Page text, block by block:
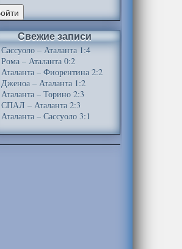
Свежие записи
Сассуоло – Аталанта 1:4
Рома – Аталанта 0:2
Аталанта – Фиорентина 2:2
Дженоа – Аталанта 1:2
Аталанта – Торино 2:3
СПАЛ – Аталанта 2:3
Аталанта – Сассуоло 3:1